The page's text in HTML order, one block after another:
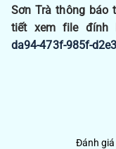
Sơn Trà thông báo
tiết xem file đính
da94-473f-985f-
Đánh giá